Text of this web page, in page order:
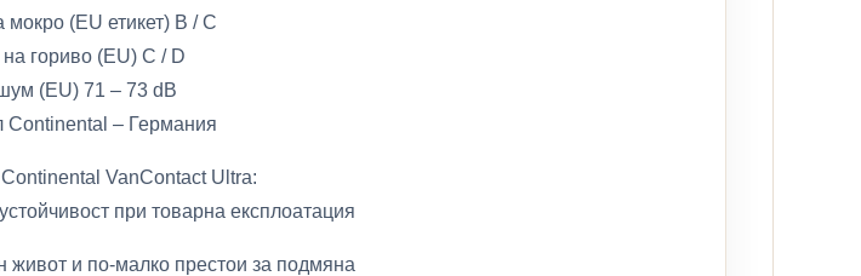
(EU етикет) B / C
гориво (EU) C / D
(EU) 71 – 73 dB
Continental – Германия
VanContact Ultra:
при товарна експлоатация
и по-малко престои за подмяна